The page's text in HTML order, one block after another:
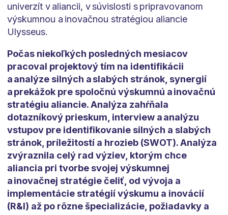
univerzít v aliancii, v súvislosti s pripravovanom
výskumnou a inovačnou stratégiou aliancie
Ulysseus.
Počas niekoľkých posledných mesiacov
pracoval projektový tím na identifikácii
a analýze silných a slabých stránok, synergií
a prekážok pre spoločnú výskumnú a inovačnú
stratégiu aliancie. Analýza zahŕňala
dotazníkový prieskum, interview a analýzu
vstupov pre identifikovanie silných a slabých
stránok, príležitostí a hrozieb (SWOT). Analýza
zvýraznila celý rad výziev, ktorým chce
aliancia pri tvorbe svojej výskumnej
a inovačnej stratégie čeliť, od vývoja a
implementácie stratégií výskumu a inovácií
(R&I) až po rôzne špecializácie, požiadavky a